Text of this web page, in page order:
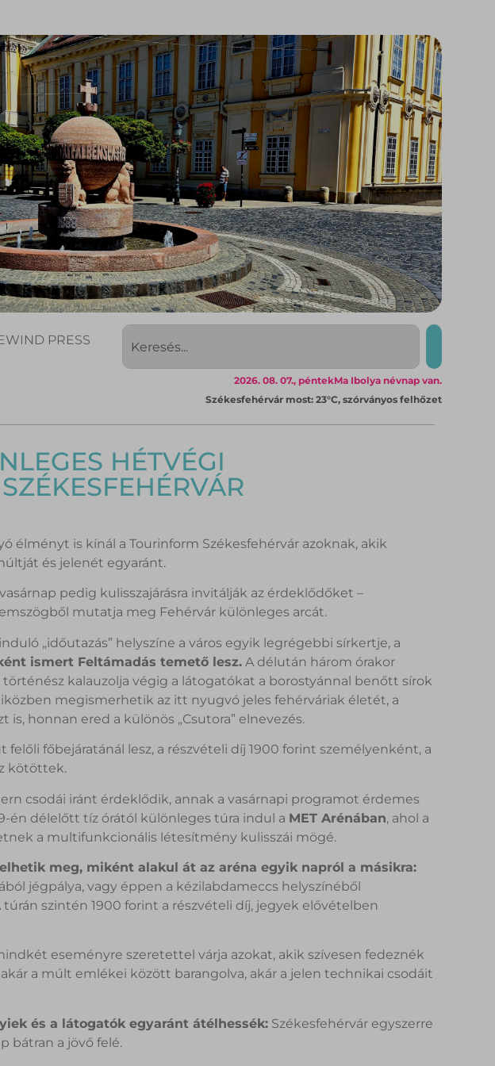
PRESS
Ma Ibolya névnap van.
2026. 08. 07., péntek
Székesfehérvár most: 23°C, szórványos felhőzet
HÉTVÉGI
élményt is kínál a Tourinform Székesfehérvár azoknak, akik
és jelenét egyaránt.
pedig kulisszajárásra invitálják az érdeklődőket –
mutatja meg Fehérvár különleges arcát.
„időutazás” helyszíne a város egyik legrégebbi sírkertje, a
ismert Feltámadás temető lesz.A délután három órakor
történész kalauzolja végig a látogatókat a borostyánnal benőtt sírok
megismerhetik az itt nyugvó jeles fehérváriak életét, a
honnan ered a különös „Csutora” elnevezés.
főbejáratánál lesz, a részvételi díj 1900 forint személyenként, a
kötöttek.
csodái iránt érdeklődik, annak a vasárnapi programot érdemes
én délelőtt tíz órától különleges túra indul a MET Arénában, ahol a
a multifunkcionális létesítmény kulisszái mögé.
meg, miként alakul át az aréna egyik napról a másikra:
jégpálya, vagy éppen a kézilabdameccs helyszínéből
szintén 1900 forint a részvételi díj, jegyek elővételben
eseményre szeretettel várja azokat, akik szívesen fedeznék
a múlt emlékei között barangolva, akár a jelen technikai csodáit
és a látogatók egyaránt átélhessék:Székesfehérvár egyszerre
bátran a jövő felé.